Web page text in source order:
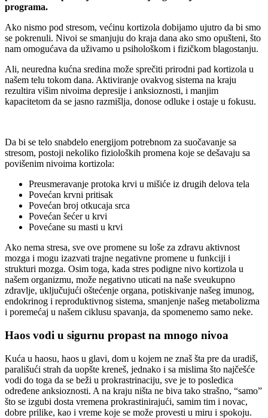
programa.
Ako nismo pod stresom, većinu kortizola dobijamo ujutro da bi smo
se pokrenuli. Nivoi se smanjuju do kraja dana ako smo opušteni, što
nam omogućava da uživamo u psihološkom i fizičkom blagostanju.
Ali, neuredna kućna sredina može sprečiti prirodni pad kortizola u
našem telu tokom dana. Aktiviranje ovakvog sistema na kraju
rezultira višim nivoima depresije i anksioznosti, i manjim
kapacitetom da se jasno razmišlja, donose odluke i ostaje u fokusu.
Da bi se telo snabdelo energijom potrebnom za suočavanje sa
stresom, postoji nekoliko fizioloških promena koje se dešavaju sa
povišenim nivoima kortizola:
Preusmeravanje protoka krvi u mišiće iz drugih delova tela
Povećan krvni pritisak
Povećan broj otkucaja srca
Povećan šećer u krvi
Povećane su masti u krvi
Ako nema stresa, sve ove promene su loše za zdravu aktivnost
mozga i mogu izazvati trajne negativne promene u funkciji i
strukturi mozga. Osim toga, kada stres podigne nivo kortizola u
našem organizmu, može negativno uticati na naše sveukupno
zdravlje, uključujući oštećenje organa, potiskivanje našeg imunog,
endokrinog i reproduktivnog sistema, smanjenje našeg metabolizma
i poremećaj u našem ciklusu spavanja, da spomenemo samo neke.
Haos vodi u sigurnu propast na mnogo nivoa
Kuća u haosu, haos u glavi, dom u kojem ne znaš šta pre da uradiš,
parališući strah da uopšte kreneš, jednako i sa mislima što najčešće
vodi do toga da se beži u prokrastrinaciju, sve je to posledica
određene anksioznosti. A na kraju ništa ne biva tako strašno, “samo”
što se izgubi dosta vremena prokrastinirajući, samim tim i novac,
dobre prilike, kao i vreme koje se može provesti u miru i spokoju.